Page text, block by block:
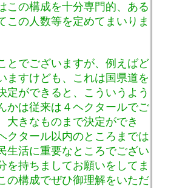
この構成を十分専門的、ある
この人数等を定めてまいりま
でございますが、例えばど
ますけども、これは国県道を
定ができると、こういうよう
かは従来は４ヘクタールでご
大きなものまで決定ができ
クタール以内のところまでは
生活に重要なところでござい
を持ちましてお願いをしてま
の構成でぜひ御理解をいただ